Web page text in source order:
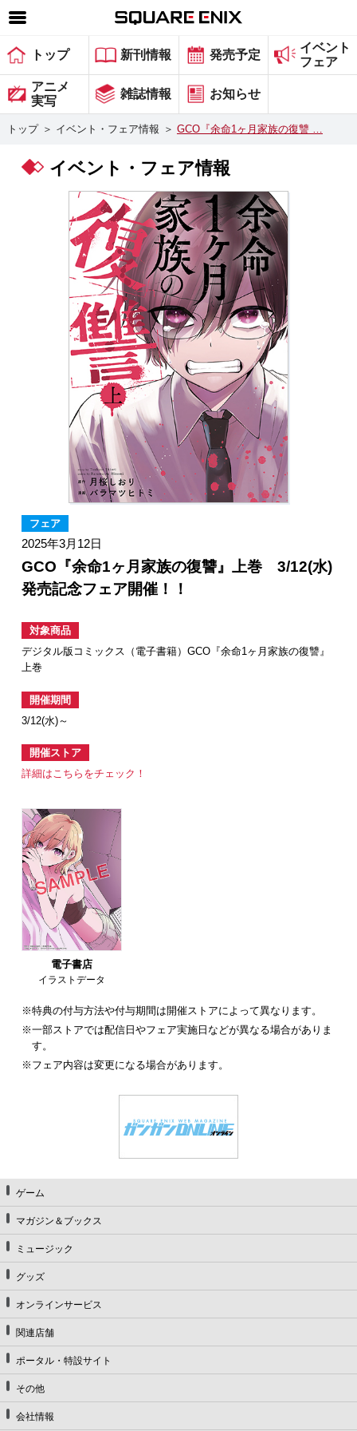
SQUARE ENIX 公式サイトメニュー
ゲーム
マガジン＆ブックス
グッズ
会社情報 採用情報
スクウェア・エニックス サイト内検索
トップ 新刊情報 発売予定
イベント
フェア
アニメ
実写
雑誌情報 お知らせ
トップ ＞ イベント・フェア情報 ＞ GCO『余命1ヶ月家族の復讐 …
イベント・フェア情報
フェア
2025年3月12日
GCO『余命1ヶ月家族の復讐』上巻 3/12(水)
発売記念フェア開催！！
対象商品
デジタル版コミックス（電子書籍）GCO『余命1ヶ月家族の復讐』
上巻
開催期間
3/12(水)～
開催ストア
詳細はこちらをチェック！
電子書店
イラストデータ
※特典の付与方法や付与期間は開催ストアによって異なります。
※一部ストアでは配信日やフェア実施日などが異なる場合がありま
す。
※フェア内容は変更になる場合があります。
ゲーム
マガジン＆ブックス
ミュージック
グッズ
オンラインサービス
関連店舗
ポータル・特設サイト
その他
会社情報